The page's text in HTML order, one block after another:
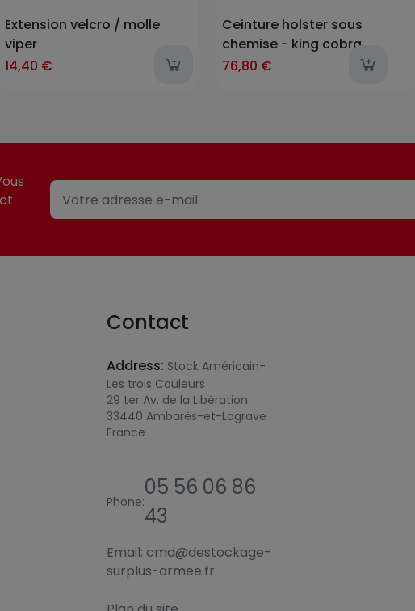
Extension velcro / molle
viper
14,40 €
Ceinture holster sous
chemise - king cobra
76,80 €
Contact
Address: Stock Américain-
Les trois Couleurs
29 ter Av. de la Libération
33440 Ambarès-et-Lagrave
France
Phone:
05 56 06 86
43
Email: cmd@destockage-
surplus-armee.fr